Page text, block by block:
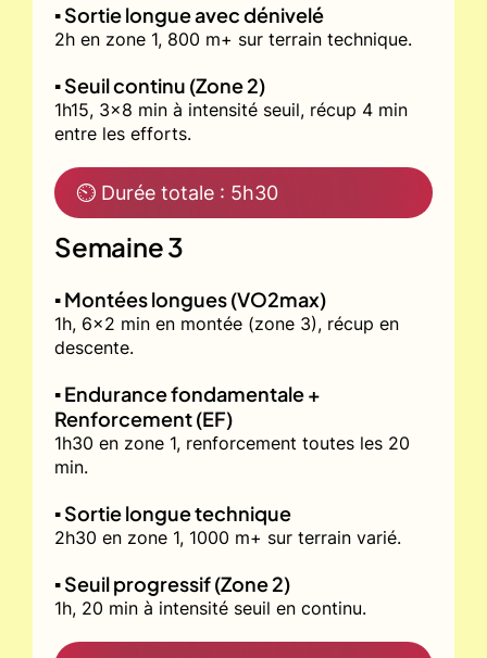
▪️ Sortie longue avec dénivelé
2h en zone 1, 800 m+ sur terrain technique.
▪️ Seuil continu (Zone 2)
1h15, 3x8 min à intensité seuil, récup 4 min
entre les efforts.
⏲ Durée totale : 5h30
Semaine 3
▪️ Montées longues (VO2max)
1h, 6x2 min en montée (zone 3), récup en
descente.
▪️ Endurance fondamentale +
Renforcement (EF)
1h30 en zone 1, renforcement toutes les 20
min.
▪️ Sortie longue technique
2h30 en zone 1, 1000 m+ sur terrain varié.
▪️ Seuil progressif (Zone 2)
1h, 20 min à intensité seuil en continu.